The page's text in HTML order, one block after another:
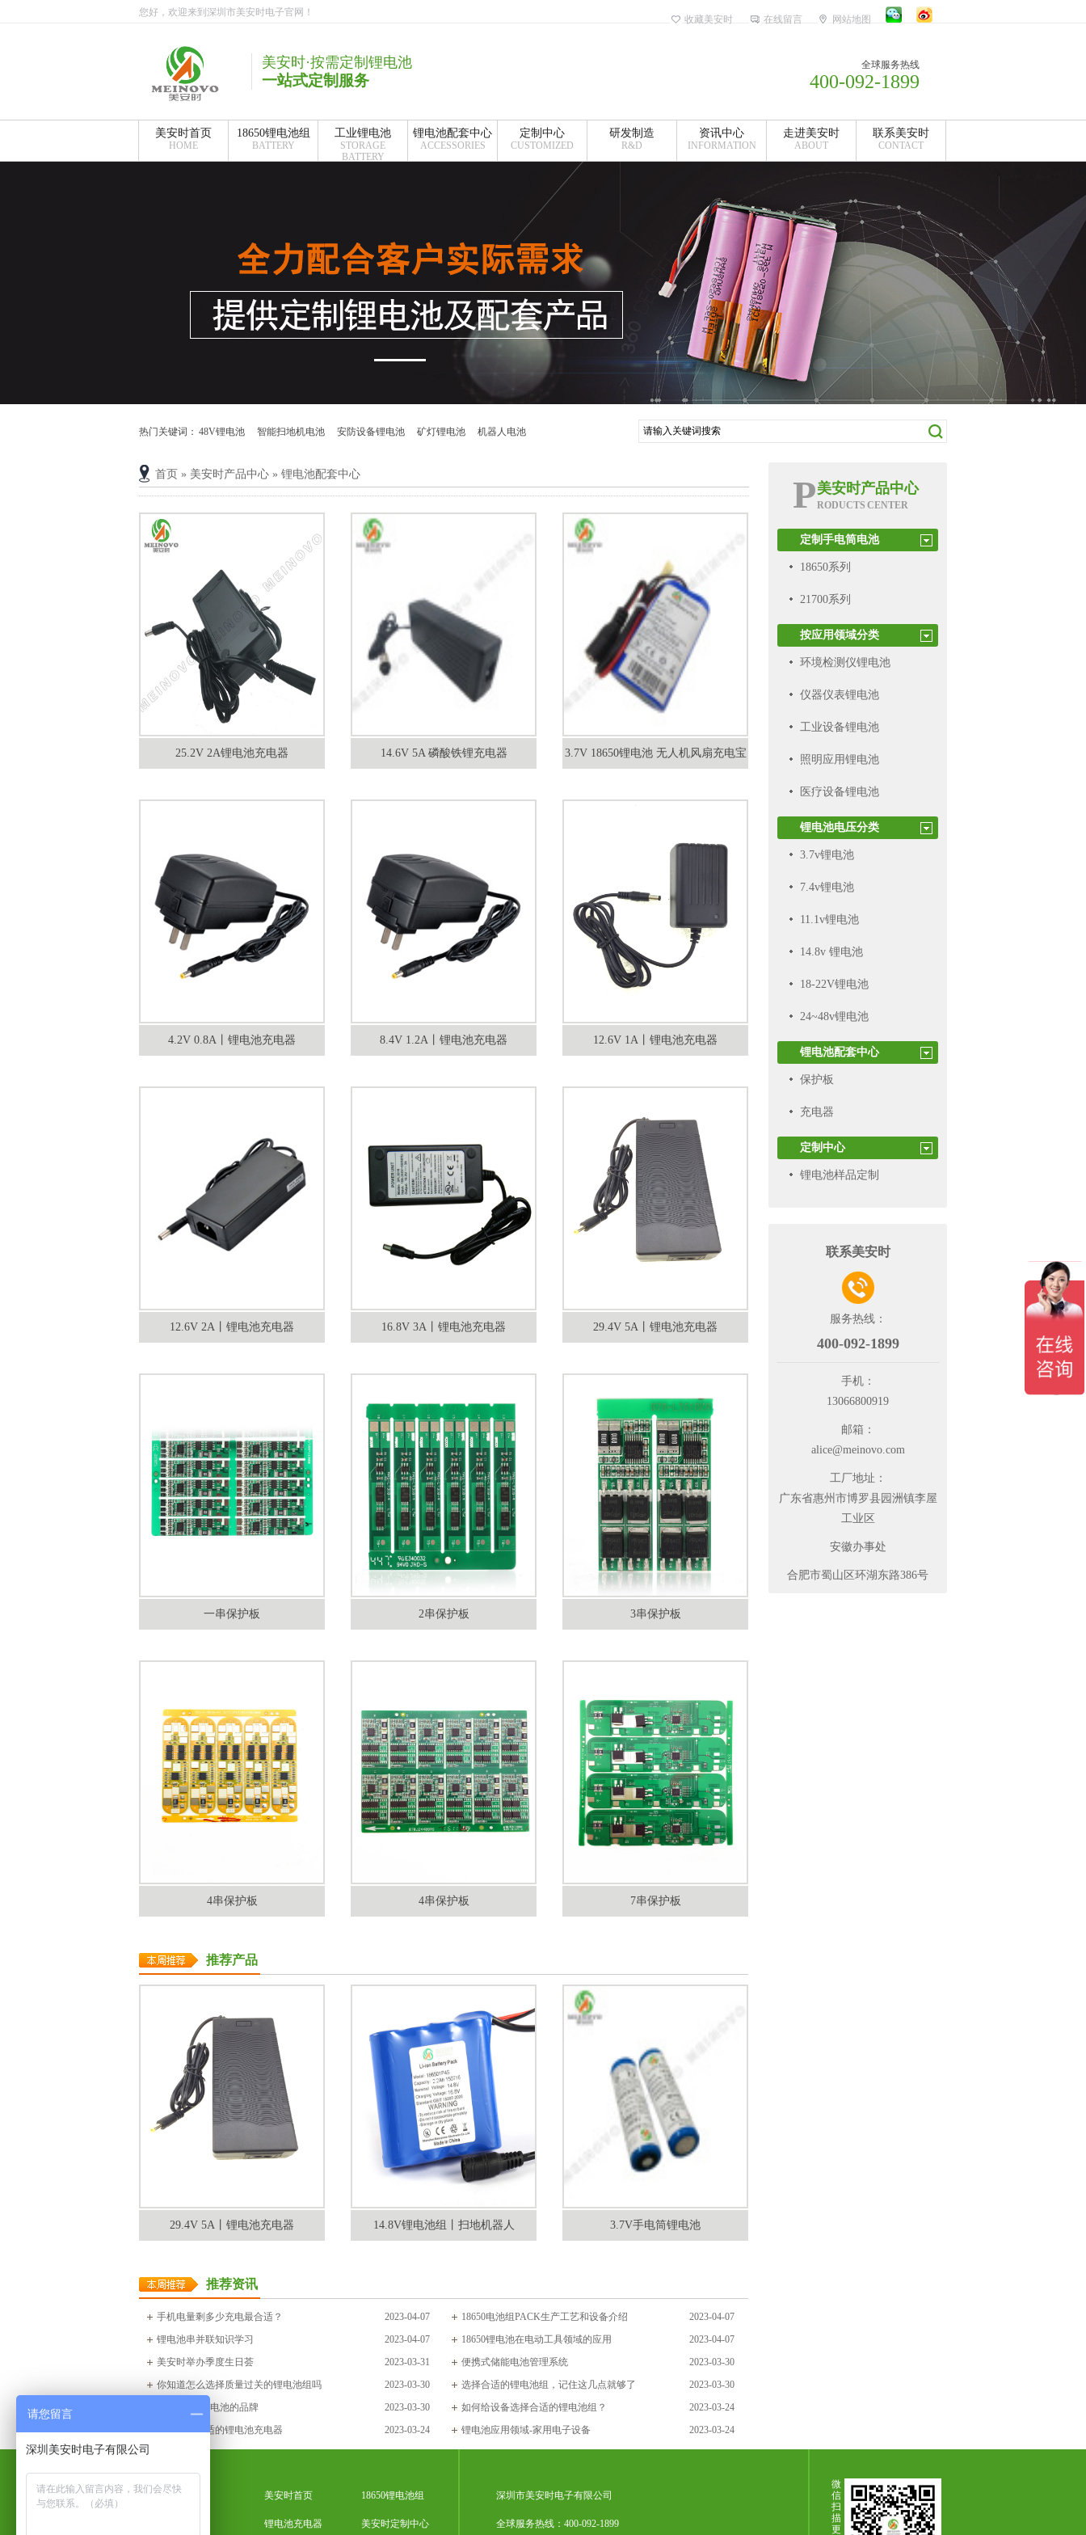
您好，欢迎来到深圳市美安时电子官网！
收藏美安时 在线留言 网站地图
美安时·按需定制锂电池
一站式定制服务
全球服务热线
400-092-1899
美安时首页
HOME
18650锂电池组
BATTERY
工业锂电池
STORAGE
BATTERY
锂电池配套中心
ACCESSORIES
定制中心
CUSTOMIZED
研发制造
R&D
资讯中心
INFORMATION
走进美安时
ABOUT
联系美安时
CONTACT
热门关键词： 48V锂电池 智能扫地机电池 安防设备锂电池 矿灯锂电池 机器人电池
首页 » 美安时产品中心 » 锂电池配套中心
25.2V 2A锂电池充电器 14.6V 5A 磷酸铁锂充电器 3.7V 18650锂电池 无人机风扇充电宝
4.2V 0.8A丨锂电池充电器 8.4V 1.2A丨锂电池充电器 12.6V 1A丨锂电池充电器
12.6V 2A丨锂电池充电器 16.8V 3A丨锂电池充电器 29.4V 5A丨锂电池充电器
一串保护板 2串保护板 3串保护板
4串保护板 4串保护板 7串保护板
推荐产品
29.4V 5A丨锂电池充电器 14.8V锂电池组丨扫地机器人 3.7V手电筒锂电池
推荐资讯
2023-04-07
手机电量剩多少充电最合适？ 2023-04-07
18650电池组PACK生产工艺和设备介绍
2023-04-07
锂电池串并联知识学习 2023-04-07
18650锂电池在电动工具领域的应用
2023-03-31
美安时举办季度生日荟 2023-03-30
便携式储能电池管理系统
2023-03-30
你知道怎么选择质量过关的锂电池组吗 2023-03-30
选择合适的锂电池组，记住这几点就够了
2023-03-30
国外18650锂电池的品牌 2023-03-24
如何给设备选择合适的锂电池组？
2023-03-24
如何选择合适的锂电池充电器 2023-03-24
锂电池应用领域-家用电子设备
P美安时产品中心
RODUCTS CENTER
定制手电筒电池
18650系列
21700系列
按应用领域分类
环境检测仪锂电池
仪器仪表锂电池
工业设备锂电池
照明应用锂电池
医疗设备锂电池
锂电池电压分类
3.7v锂电池
7.4v锂电池
11.1v锂电池
14.8v 锂电池
18-22V锂电池
24~48v锂电池
锂电池配套中心
保护板
充电器
定制中心
锂电池样品定制
联系美安时
服务热线：
400-092-1899
手机：
13066800919
邮箱：
alice@meinovo.com
工厂地址：
广东省惠州市博罗县园洲镇李屋
工业区
安徽办事处
合肥市蜀山区环湖东路386号
美安时首页 18650锂电池组
锂电池充电器 美安时定制中心
深圳市美安时电子有限公司
全球服务热线：400-092-1899
微
信
扫
描
更
请您留言
深圳美安时电子有限公司